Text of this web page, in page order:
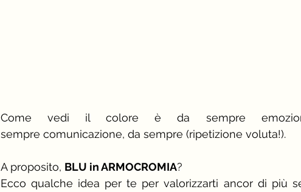
Come vedi il colore è da sempre
sempre comunicazione, da sempre (ripetizione voluta!).
A proposito, BLU in ARMOCROMIA?
Ecco qualche idea per te per valorizzarti ancor di più